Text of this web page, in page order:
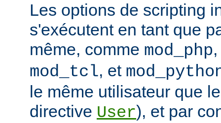
Les options de scripting
s'exécutent en tant que
même, comme mod_php
mod_tcl, et
le même utilisateur que
directive User), et par